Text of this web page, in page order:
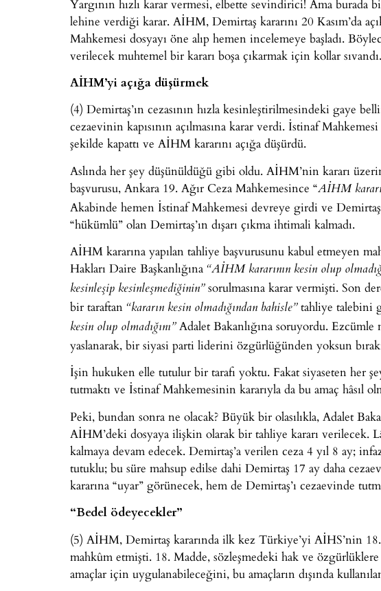
Yargının hızlı karar vermesi, elbette sevindirici! Ama
lehine verdiği karar. AİHM, Demirtaş kararını 20 Kasım’da
Mahkemesi dosyayı öne alıp hemen incelemeye başladı.
verilecek muhtemel bir kararı boşa çıkarmak için kollar sıvandı.
AİHM’yi açığa düşürmek
(4) Demirtaş’ın cezasının hızla kesinleştirilmesindeki gaye
cezaevinin kapısının açılmasına karar verdi. İstinaf
şekilde kapattı ve AİHM kararını açığa düşürdü.
Aslında her şey düşünüldüğü gibi oldu. AİHM’nin kararı
başvurusu, Ankara 19. Ağır Ceza Mahkemesince “AİHM
Akabinde hemen İstinaf Mahkemesi devreye girdi ve
“hükümlü” olan Demirtaş’ın dışarı çıkma ihtimali kalmadı.
AİHM kararına yapılan tahliye başvurusunu kabul etmeyen
Hakları Daire Başkanlığına “AİHM kararının kesin olup
kesinleşip kesinleşmediğinin”sorulmasına karar vermişti. Son
bir taraftan “kararın kesin olmadığından bahisle”tahliye talebini
kesin olup olmadığını”Adalet Bakanlığına soruyordu. Ezcümle
yaslanarak, bir siyasi parti liderini özgürlüğünden yoksun
İşin hukuken elle tutulur bir tarafı yoktu. Fakat siyaseten her
tutmaktı ve İstinaf Mahkemesinin kararıyla da bu amaç hâsıl
Peki, bundan sonra ne olacak? Büyük bir olasılıkla, Adalet
AİHM’deki dosyaya ilişkin olarak bir tahliye kararı
kalmaya devam edecek. Demirtaş’a verilen ceza 4 yıl 8 ay;
tutuklu; bu süre mahsup edilse dahi Demirtaş 17 ay daha
kararına “uyar” görünecek, hem de Demirtaş’ı cezaevinde
“Bedel ödeyecekler”
(5) AİHM, Demirtaş kararında ilk kez Türkiye’yi AİHS’nin
mahkûm etmişti. 18. Madde, sözleşmedeki hak ve
amaçlar için uygulanabileceğini, bu amaçların dışında